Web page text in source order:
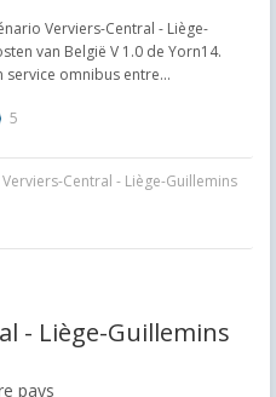
Verviers-Central - Liège-
van België V 1.0 de Yorn14.
service omnibus entre...
5
Central - Liège-Guillemins
- Liège-Guillemins
pays